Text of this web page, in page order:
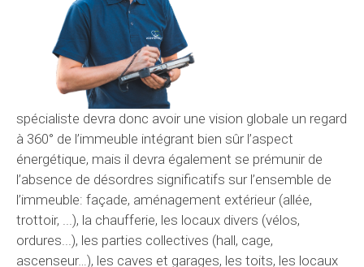
spécialiste devra donc avoir une vision globale un regard
à 360° de l’immeuble intégrant bien sûr l’aspect
énergétique, mais il devra également se prémunir de
l’absence de désordres significatifs sur l’ensemble de
l’immeuble: façade, aménagement extérieur (allée,
trottoir, ...), la chaufferie, les locaux divers (vélos,
ordures...), les parties collectives (hall, cage,
ascenseur…), les caves et garages, les toits, les locaux